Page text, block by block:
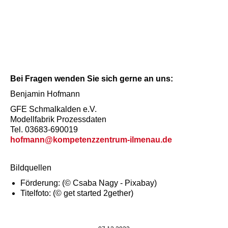
Bei Fragen wenden Sie sich gerne an uns:
Benjamin Hofmann
GFE Schmalkalden e.V.
Modellfabrik Prozessdaten
Tel. 03683-690019
hofmann@kompetenzzentrum-ilmenau.de
Bildquellen
Förderung: (© Csaba Nagy - Pixabay)
Titelfoto: (© get started 2gether)